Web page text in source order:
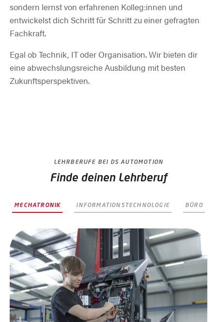
sondern lernst von erfahrenen Kolleg:innen und
entwickelst dich Schritt für Schritt zu einer gefragten
Fachkraft.
Egal ob Technik, IT oder Organisation. Wir bieten dir
eine abwechslungsreiche Ausbildung mit besten
Zukunftsperspektiven.
LEHRBERUFE BEI DS AUTOMOTION
Finde deinen Lehrberuf
MECHATRONIK INFORMATIONSTECHNOLOGIE BÜRO